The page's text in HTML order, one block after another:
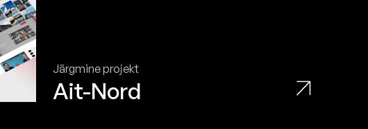
Järgmine projekt
Ait-Nord